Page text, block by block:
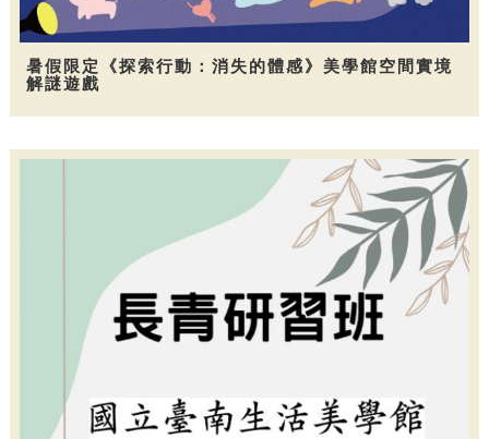
暑假限定《探索行動：消失的體感》美學館空間實境
解謎遊戲